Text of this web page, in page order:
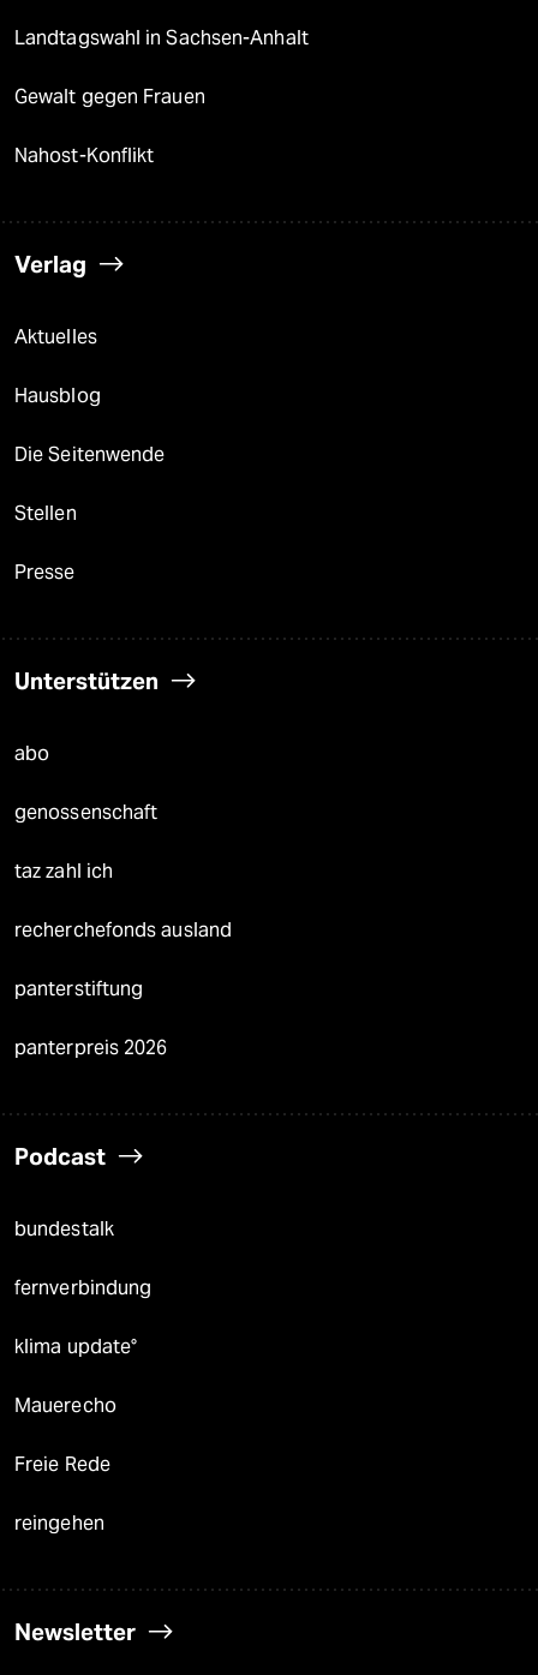
Landtagswahl in Sachsen-Anhalt
Gewalt gegen Frauen
Nahost-Konflikt
Verlag
Aktuelles
Hausblog
Die Seitenwende
Stellen
Presse
Unterstützen
abo
genossenschaft
taz zahl ich
recherchefonds ausland
panterstiftung
panterpreis 2026
Podcast
bundestalk
fernverbindung
klima update°
Mauerecho
Freie Rede
reingehen
Newsletter